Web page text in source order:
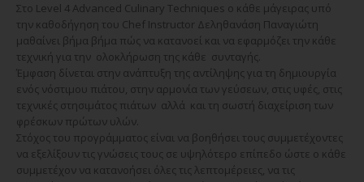
Στο Level 4 Advanced Culinary Techniques ο κάθε μάγειρας υπό
την καθοδήγηση του Chef Ιnstructor Δεληθανάση Παναγιώτη
μαθαίνει βήμα βήμα πώς να κατανοεί και να εφαρμόζει την κάθε
τεχνική για την ολοκλήρωση της κάθε συνταγής.
Έμφαση δίνεται στην ανάπτυξη της αντίληψης για τη δημιουργία
ενός νόστιμου πιάτου, στην αρμονία των γεύσεων, στις υφές, στις
τεχνικές στησιμάτος πιάτων αλλά και τη σωστή διαχείριση των
φρέσκων πρώτων υλών.
Στόχος του προγράμματος είναι να βοηθήσει τους συμμετέχοντες
να εξελίξουν τις γνώσεις τους σε υψηλότερο επίπεδο ώστε ο κάθε
συμμετέχον να κατανοήσει όλες τις λεπτομέρειες, να τις